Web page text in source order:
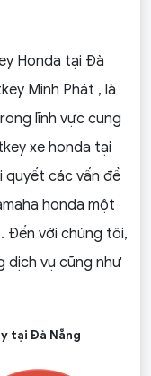
Honda tại Đà
Minh Phát , là
lĩnh vực cung
xe honda tại
quyết các vấn đề
honda một
Đến với chúng tôi,
dịch vụ cũng như
tại Đà Nẵng